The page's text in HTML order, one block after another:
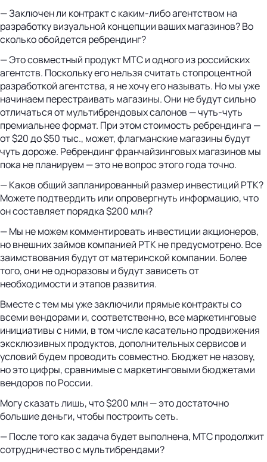
— Заключен ли контракт с каким-либо агентством на
разработку визуальной концепции ваших магазинов? Во
сколько обойдется ребрендинг?
— Это совместный продукт МТС и одного из российских
агентств. Поскольку его нельзя считать стопроцентной
разработкой агентства, я не хочу его называть. Но мы уже
начинаем перестраивать магазины. Они не будут сильно
отличаться от мультибрендовых салонов — чуть-чуть
премиальнее формат. При этом стоимость ребрендинга —
от $20 до $50 тыс., может, флагманские магазины будут
чуть дороже. Ребрендинг франчайзинговых магазинов мы
пока не планируем — это не вопрос этого года точно.
— Каков общий запланированный размер инвестиций РТК?
Можете подтвердить или опровергнуть информацию, что
он составляет порядка $200 млн?
— Мы не можем комментировать инвестиции акционеров,
но внешних займов компанией РТК не предусмотрено. Все
заимствования будут от материнской компании. Более
того, они не одноразовы и будут зависеть от
необходимости и этапов развития.
Вместе с тем мы уже заключили прямые контракты со
всеми вендорами и, соответственно, все маркетинговые
инициативы с ними, в том числе касательно продвижения
эксклюзивных продуктов, дополнительных сервисов и
условий будем проводить совместно. Бюджет не назову,
но это цифры, сравнимые с маркетинговыми бюджетами
вендоров по России.
Могу сказать лишь, что $200 млн — это достаточно
большие деньги, чтобы построить сеть.
— После того как задача будет выполнена, МТС продолжит
сотрудничество с мультибрендами?